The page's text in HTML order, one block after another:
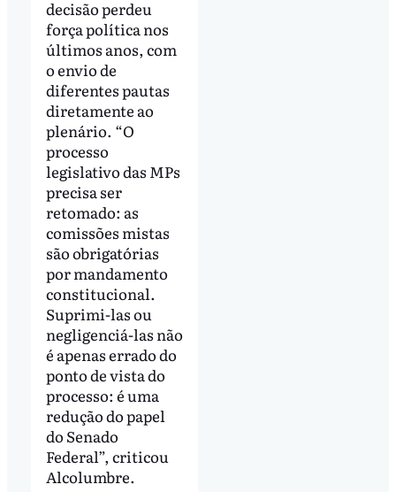
decisão perdeu
força política nos
últimos anos, com
o envio de
diferentes pautas
diretamente ao
plenário. “O
processo
legislativo das MPs
precisa ser
retomado: as
comissões mistas
são obrigatórias
por mandamento
constitucional.
Suprimi-las ou
negligenciá-las não
é apenas errado do
ponto de vista do
processo: é uma
redução do papel
do Senado
Federal”, criticou
Alcolumbre.